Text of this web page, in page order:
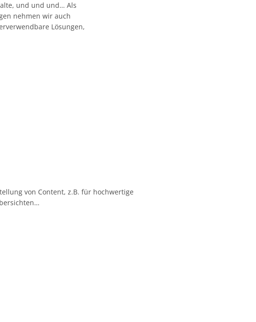
und und und… Als
nehmen wir auch
Lösungen,
von Content, z.B. für hochwertige